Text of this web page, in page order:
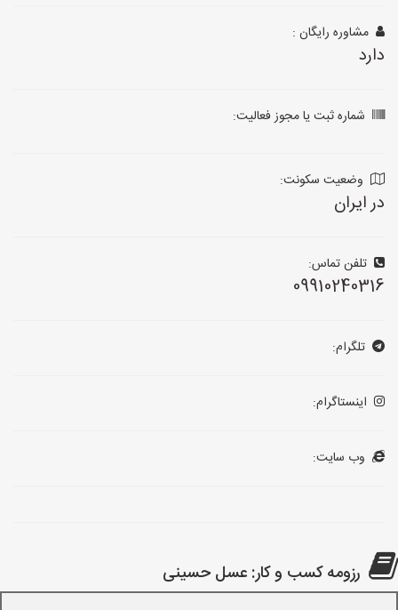
مشاوره رایگان :
دارد
شماره ثبت یا مجوز فعالیت:
وضعیت سکونت:
در ایران
تلفن تماس:
09910240316
تلگرام:
اینستاگرام:
وب سایت:
رزومه کسب و کار: عسل حسینی